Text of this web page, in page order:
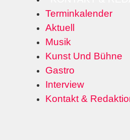
Terminkalender
Aktuell
Musik
Kunst Und Bühne
Gastro
Interview
Kontakt &